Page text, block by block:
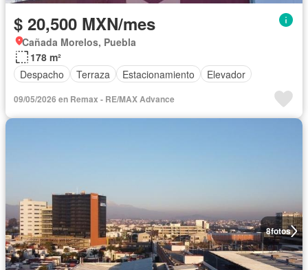
$ 20,500 MXN/mes
Cañada Morelos, Puebla
178 m²
Despacho
Terraza Estacionamiento Elevador
09/05/2026 en Remax - RE/MAX Advance
8fotos